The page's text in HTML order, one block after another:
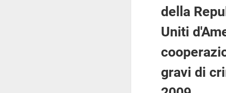
della
Uniti
gravi di